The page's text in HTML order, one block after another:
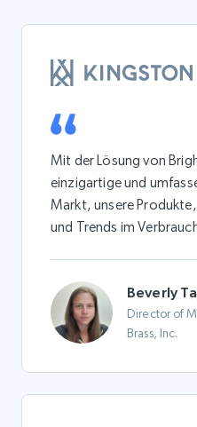
Mit der Lösung von
einzigartige und
Markt, unsere
und Trends im
Beverly
Director of
Brass, Inc.